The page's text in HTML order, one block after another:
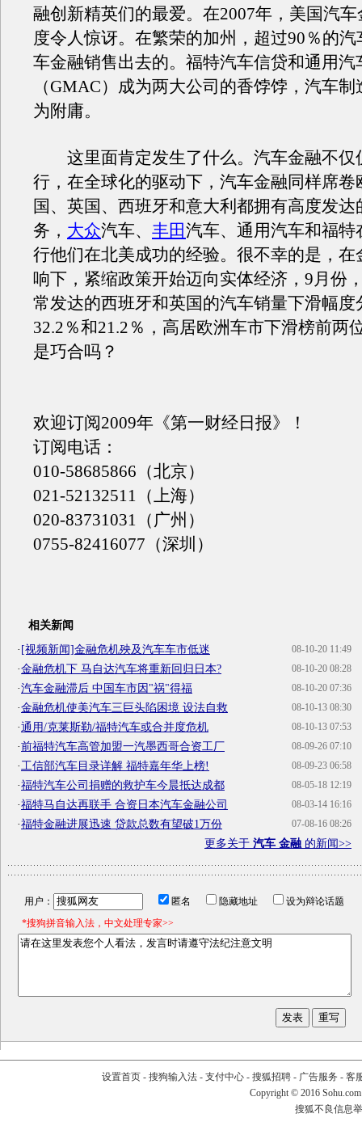
融创新精英们的最爱。在2007年，美国汽
度令人惊讶。在繁荣的加州，超过90％的
车金融销售出去的。福特汽车信贷和通用汽
（GMAC）成为两大公司的香饽饽，汽车
为附庸。
这里面肯定发生了什么。汽车金融不仅
行，在全球化的驱动下，汽车金融同样席卷
国、英国、西班牙和意大利都拥有高度发达
务， 大众汽车、 丰田汽车、通用汽车和福特
行他们在北美成功的经验。很不幸的是，在
响下，紧缩政策开始迈向实体经济，9月份
常发达的西班牙和英国的汽车销量下滑幅度
32.2％和21.2％，高居欧洲车市下滑榜前两
是巧合吗？
欢迎订阅2009年《第一财经日报》！
订阅电话：
010-58685866（北京）
021-52132511（上海）
020-83731031（广州）
0755-82416077（深圳）
相关新闻
08-10-20 11:49
·[视频新闻]金融危机殃及汽车车市低迷
08-10-20 08:28
·金融危机下 马自达汽车将重新回归日本?
08-10-20 07:36
·汽车金融滞后 中国车市因"祸"得福
08-10-13 08:30
·金融危机使美汽车三巨头陷困境 设法自救
08-10-13 07:53
·通用/克莱斯勒/福特汽车或合并度危机
08-09-26 07:10
·前福特汽车高管加盟一汽墨西哥合资工厂
08-09-23 06:58
·工信部汽车目录详解 福特嘉年华上榜!
08-05-18 12:19
·福特汽车公司捐赠的救护车今晨抵达成都
08-03-14 16:16
·福特马自达再联手 合资日本汽车金融公司
07-08-16 08:26
·福特金融进展迅速 贷款总数有望破1万份
更多关于 汽车 金融 的新闻>>
用户： 匿名 隐藏地址
设为辩论话题
*搜狗拼音输入法，中文处理专家>>
设置首页- 搜狗输入法- 支付中心- 搜狐招聘- 广告服务 - 客
Copyright © 2016
搜狐不良信息